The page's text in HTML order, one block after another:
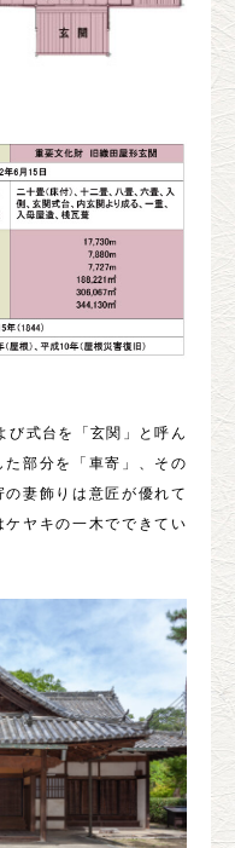
式台を「玄関」と呼ん
部分を「車寄」、その
妻飾りは意匠が優れて
ヤキの一木でできてい